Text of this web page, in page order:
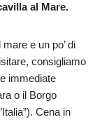
al Mare.
e un po’ di
consigliamo
immediate
o il Borgo
Cena in